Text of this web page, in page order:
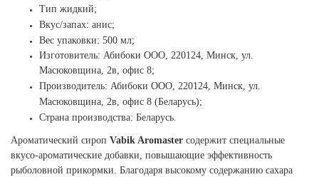
Тип жидкий;
Вкус/запах: анис;
Вес упаковки: 500 мл;
Изготовитель: Абибоки ООО, 220124, Минск, ул.
Масюковщина, 2в, офис 8;
Производитель: Абибоки ООО, 220124, Минск, ул.
Масюковщина, 2в, офис 8 (Беларусь);
Страна производства: Беларусь.
Ароматический сироп Vabik Aromaster содержит специальные
вкусо-ароматические добавки, повышающие эффективность
рыболовной прикормки. Благодаря высокому содержанию сахара